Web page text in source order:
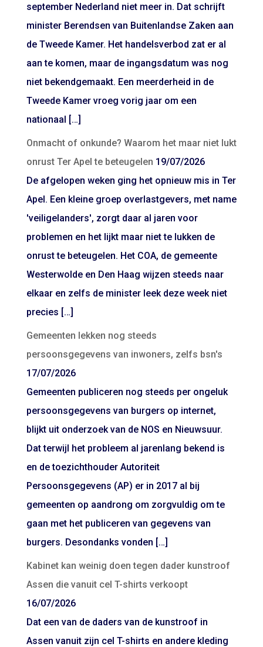
september Nederland niet meer in. Dat schrijft
minister Berendsen van Buitenlandse Zaken aan
de Tweede Kamer. Het handelsverbod zat er al
aan te komen, maar de ingangsdatum was nog
niet bekendgemaakt. Een meerderheid in de
Tweede Kamer vroeg vorig jaar om een
nationaal […]
Onmacht of onkunde? Waarom het maar niet lukt
onrust Ter Apel te beteugelen 19/07/2026
De afgelopen weken ging het opnieuw mis in Ter
Apel. Een kleine groep overlastgevers, met name
'veiligelanders', zorgt daar al jaren voor
problemen en het lijkt maar niet te lukken de
onrust te beteugelen. Het COA, de gemeente
Westerwolde en Den Haag wijzen steeds naar
elkaar en zelfs de minister leek deze week niet
precies […]
Gemeenten lekken nog steeds
persoonsgegevens van inwoners, zelfs bsn's
17/07/2026
Gemeenten publiceren nog steeds per ongeluk
persoonsgegevens van burgers op internet,
blijkt uit onderzoek van de NOS en Nieuwsuur.
Dat terwijl het probleem al jarenlang bekend is
en de toezichthouder Autoriteit
Persoonsgegevens (AP) er in 2017 al bij
gemeenten op aandrong om zorgvuldig om te
gaan met het publiceren van gegevens van
burgers. Desondanks vonden […]
Kabinet kan weinig doen tegen dader kunstroof
Assen die vanuit cel T-shirts verkoopt
16/07/2026
Dat een van de daders van de kunstroof in
Assen vanuit zijn cel T-shirts en andere kleding